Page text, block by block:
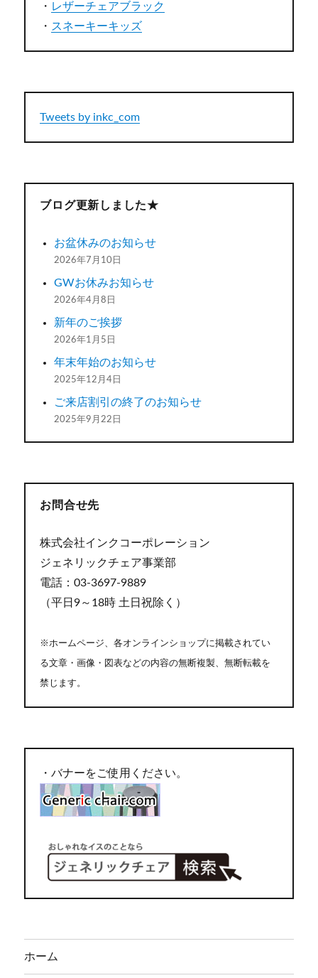
・ レザーチェアブラック
・ スネーキーキッズ
Tweets by inkc_com
ブログ更新しました★
お盆休みのお知らせ
2026年7月10日
GWお休みお知らせ
2026年4月8日
新年のご挨拶
2026年1月5日
年末年始のお知らせ
2025年12月4日
ご来店割引の終了のお知らせ
2025年9月22日
お問合せ先
株式会社インクコーポレーション
ジェネリックチェア事業部
電話：03-3697-9889
（平日9～18時 土日祝除く）
※ホームページ、各オンラインショップに掲載されてい
る文章・画像・図表などの内容の無断複製、無断転載を
禁じます。
・バナーをご使用ください。
ホーム